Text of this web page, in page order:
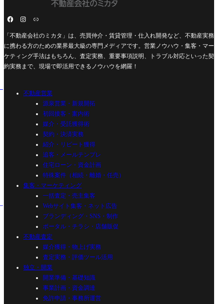
「不動産会社のミカタ」は、売買仲介・賃貸管理・仕入れ開発など、不動産実務
に携わる方のための業界最大級の専門メディアです。営業ノウハウ・集客・マー
ケティング手法はもちろん、査定実務、重要事項説明、トラブル対応といった契
約実務まで、現場で即活用できるノウハウを網羅！
不動産営業
源泉営業・新規開拓
初回接客・案内術
媒介・受託獲得術
契約・決済実務
紹介・リピート獲得
追客・メールテンプレ
住宅ローン・資金計画
特殊案件（相続・離婚・任売）
集客・マーケティング
一括査定・売主集客
Webサイト集客・ネット広告
ブランディング・SNS・制作
ポータル・チラシ・店舗販促
不動産査定
媒介獲得・物上げ実務
査定実務・評価ツール活用
独立・開業
開業準備・基礎知識
事業計画・資金調達
免許申請・事務所運営